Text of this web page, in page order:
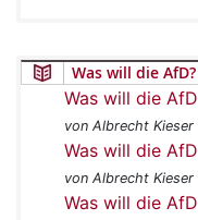
Was will die AfD?
Was will die
von Albrecht Kieser
Was will die
von Albrecht Kieser
Was will die